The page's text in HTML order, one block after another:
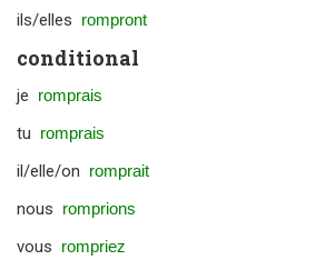
ils/elles rompront
conditional
je romprais
tu romprais
il/elle/on romprait
nous romprions
vous rompriez